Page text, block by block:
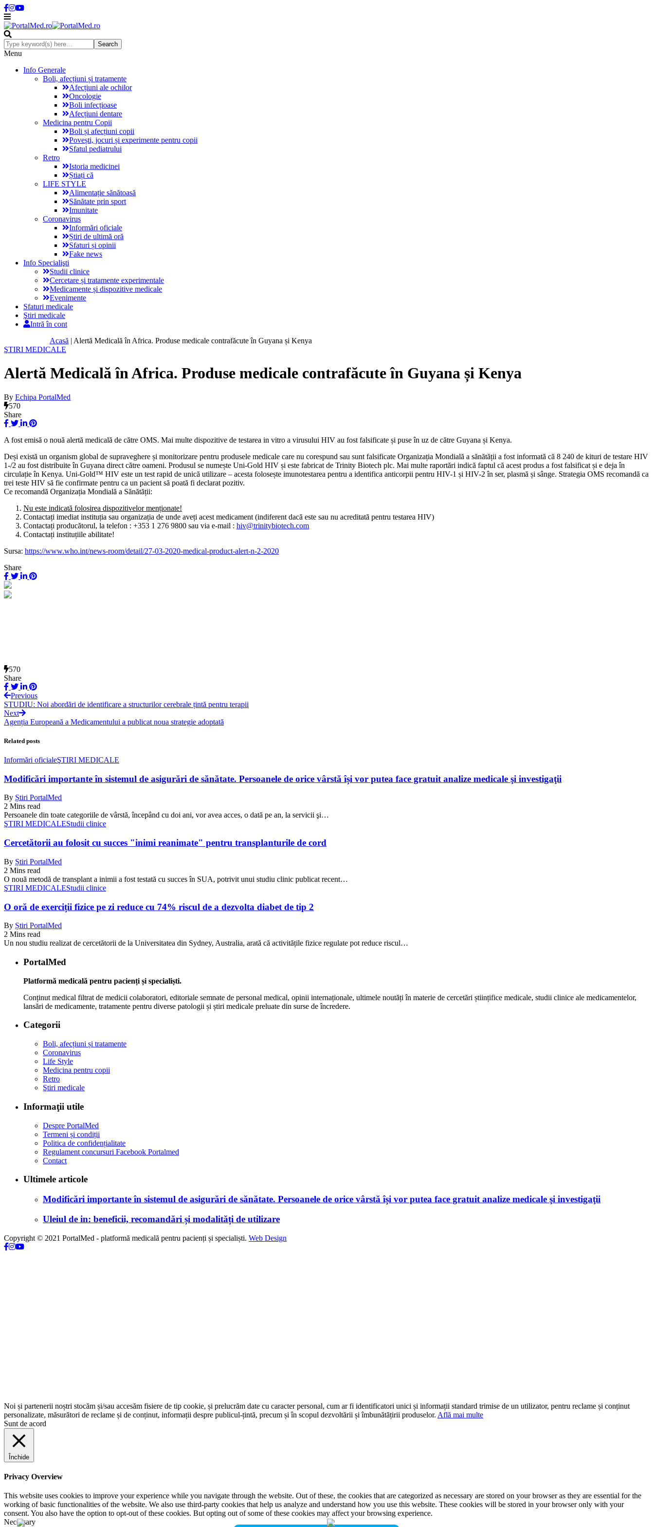
Menu
Info Generale
Boli, afecțiuni și tratamente
Afecțiuni ale ochilor
Oncologie
Boli infecțioase
Afecțiuni dentare
Medicina pentru Copii
Boli și afecțiuni copii
Povești, jocuri și experimente pentru copii
Sfatul pediatrului
Retro
Istoria medicinei
Știați că
LIFE STYLE
Alimentație sănătoasă
Sănătate prin sport
Imunitate
Coronavirus
Informări oficiale
Știri de ultimă oră
Sfaturi și opinii
Fake news
Info Specialişti
Studii clinice
Cercetare și tratamente experimentale
Medicamente și dispozitive medicale
Evenimente
Sfaturi medicale
Ştiri medicale
Intră în cont
Acasă | Alertă Medicală în Africa. Produse medicale contrafăcute în Guyana și Kenya
ŞTIRI MEDICALE
Alertă Medicală în Africa. Produse medicale contrafăcute în Guyana și Kenya
By Echipa PortalMed
570
Share
A fost emisă o nouă alertă medicală de către OMS. Mai multe dispozitive de testarea in vitro a virusului HIV au fost falsificate și puse în uz de către Guyana și Kenya.
Deși există un organism global de supraveghere și monitorizare pentru produsele medicale care nu corespund sau sunt falsificate Organizația Mondială a sănătății a fost informată că 8 240 de kituri de testare HIV
1-/2 au fost distribuite în Guyana direct către oameni. Produsul se numește Uni-Gold HIV și este fabricat de Trinity Biotech plc. Mai multe raportări indică faptul că acest produs a fost falsificat și e deja în
circulație în Kenya. Uni-Gold™ HIV este un test rapid de unică utilizare – acesta folosește imunotestarea pentru a identifica anticorpii pentru HIV-1 și HIV-2 în ser, plasmă și sânge. Strategia OMS recomandă ca
trei teste HIV să fie confirmate pentru ca un pacient să poată fi declarat pozitiv.
Ce recomandă Organizația Mondială a Sănătății:
Nu este indicată folosirea dispozitivelor menționate!
Contactați imediat instituția sau organizația de unde aveți acest medicament (indiferent dacă este sau nu acreditată pentru testarea HIV)
Contactați producătorul, la telefon : +353 1 276 9800 sau via e-mail : hiv@trinitybiotech.com
Contactați instituțiile abilitate!
Sursa: https://www.who.int/news-room/detail/27-03-2020-medical-product-alert-n-2-2020
Share
570
Share
Previous
STUDIU: Noi abordări de identificare a structurilor cerebrale țintă pentru terapii
Next
Agenția Europeană a Medicamentului a publicat noua strategie adoptată
Related posts
Informări oficialeŞTIRI MEDICALE
Modificări importante în sistemul de asigurări de sănătate. Persoanele de orice vârstă își vor putea face gratuit analize medicale şi investigaţii
By Știri PortalMed
2 Mins read
Persoanele din toate categoriile de vârstă, începând cu doi ani, vor avea acces, o dată pe an, la servicii şi…
ŞTIRI MEDICALEStudii clinice
Cercetătorii au folosit cu succes "inimi reanimate" pentru transplanturile de cord
By Știri PortalMed
2 Mins read
O nouă metodă de transplant a inimii a fost testată cu succes în SUA, potrivit unui studiu clinic publicat recent…
ŞTIRI MEDICALEStudii clinice
O oră de exerciții fizice pe zi reduce cu 74% riscul de a dezvolta diabet de tip 2
By Știri PortalMed
2 Mins read
Un nou studiu realizat de cercetătorii de la Universitatea din Sydney, Australia, arată că activitățile fizice regulate pot reduce riscul…
PortalMed
Platformă medicală pentru pacienți și specialiști.
Conținut medical filtrat de medicii colaboratori, editoriale semnate de personal medical, opinii internaționale, ultimele noutăți în materie de cercetări științifice medicale, studii clinice ale medicamentelor,
lansări de medicamente, tratamente pentru diverse patologii și știri medicale preluate din surse de încredere.
Categorii
Boli, afecțiuni și tratamente
Coronavirus
Life Style
Medicina pentru copii
Retro
Ştiri medicale
Informaţii utile
Despre PortalMed
Termeni și condiții
Politica de confidențialitate
Regulament concursuri Facebook Portalmed
Contact
Ultimele articole
Modificări importante în sistemul de asigurări de sănătate. Persoanele de orice vârstă își vor putea face gratuit analize medicale şi investigaţii
Uleiul de in: beneficii, recomandări și modalități de utilizare
Copyright © 2021 PortalMed - platformă medicală pentru pacienți și specialiști. Web Design
Noi și partenerii noștri stocăm și/sau accesăm fisiere de tip cookie, și prelucrăm date cu caracter personal, cum ar fi identificatori unici și informații standard trimise de un utilizator, pentru reclame și conținut
personalizate, măsurători de reclame și de conținut, informații despre publicul-țintă, precum și în scopul dezvoltării și îmbunătățirii produselor. Află mai multe
Sunt de acord
Închide
Privacy Overview
This website uses cookies to improve your experience while you navigate through the website. Out of these, the cookies that are categorized as necessary are stored on your browser as they are essential for the
working of basic functionalities of the website. We also use third-party cookies that help us analyze and understand how you use this website. These cookies will be stored in your browser only with your
consent. You also have the option to opt-out of these cookies. But opting out of some of these cookies may affect your browsing experience.
Necessary